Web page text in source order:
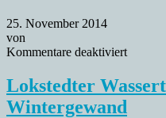
25. November 2014
von
Kommentare deaktiviertfür
im
Lokstedter
Wintergewand